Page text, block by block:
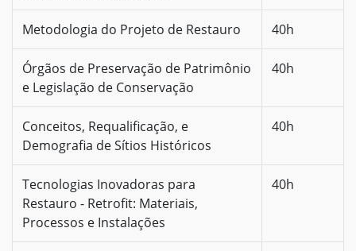
Metodologia do Projeto de Restauro 40h
Órgãos de Preservação de Patrimônio
e Legislação de Conservação
40h
Conceitos, Requalificação, e
Demografia de Sítios Históricos
40h
Tecnologias Inovadoras para
Restauro - Retrofit: Materiais,
Processos e Instalações
40h